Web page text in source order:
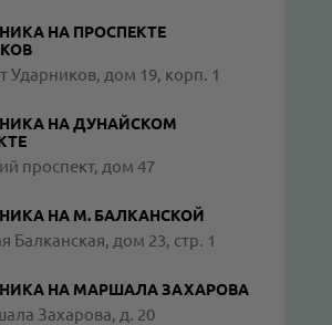
НА ПРОСПЕКТЕ
Ударников, дом 19, корп. 1
НА ДУНАЙСКОМ
проспект, дом 47
НА М. БАЛКАНСКОЙ
Балканская, дом 23, стр. 1
НА МАРШАЛА ЗАХАРОВА
Захарова, д. 20